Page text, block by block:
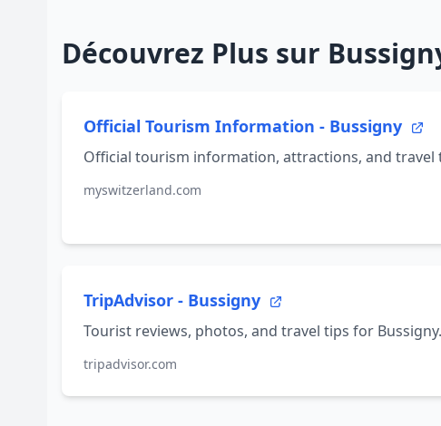
Découvrez Plus sur
Official Tourism Information - Bussigny
Official tourism information, attractions, and travel
myswitzerland.com
TripAdvisor - Bussigny
Tourist reviews, photos, and travel tips for Bussigny.
tripadvisor.com